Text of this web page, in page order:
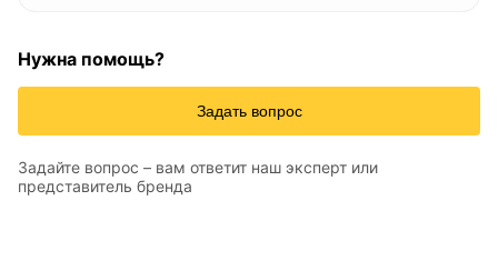
Нужна помощь?
Задать вопрос
Задайте вопрос – вам ответит наш эксперт или
представитель бренда